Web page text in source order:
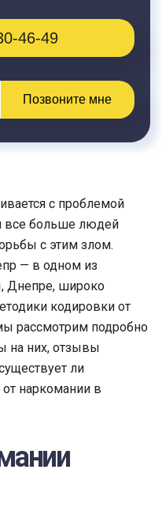
46-49
Позвоните мне
с проблемой
все больше людей
с этим злом.
— в одном из
Днепре, широко
кодировки от
рассмотрим подробно
на них, отзывы
ли
наркомании в